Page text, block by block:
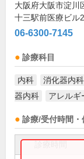
大阪府大阪市淀川
十三駅前医療ビル
06-6300-7145
診療科目
内科 消化器内科
器内科
アレルギ
診療/受付時間・